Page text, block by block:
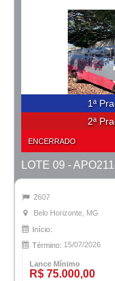
1ª
2ª
ENCERRADO
2607
Belo Horizonte, MG
Início:
Término: 15/07/2026
Lance Mínimo
R$ 75.000,00